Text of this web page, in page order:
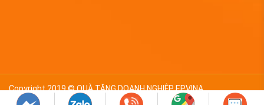
Copyright 2019 © QUÀ TẶNG DOANH NGHIỆP EPVINA